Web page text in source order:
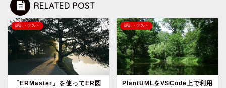
RELATED POST
設計・テスト
「ERMaster」を使ってER図
設計・テスト
PlantUMLをVSCode上で利用